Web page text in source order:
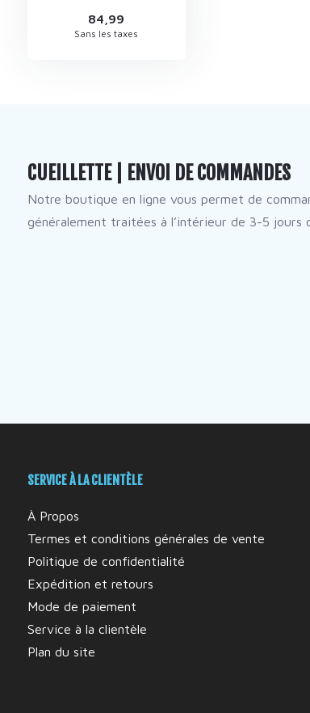
84,99
Sans les taxes
CUEILLETTE | ENVOI DE COMMANDES
Notre boutique en ligne vous permet de
généralement traitées à l’intérieur de 3-5 jours
SERVICE À LA CLIENTÈLE
À Propos
Termes et conditions générales de vente
Politique de confidentialité
Expédition et retours
Mode de paiement
Service à la clientèle
Plan du site